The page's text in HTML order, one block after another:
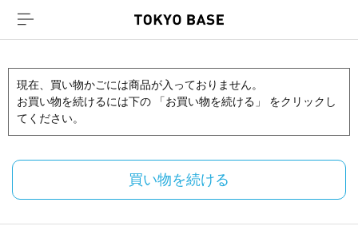
現在、買い物かごには商品が入っておりません。
お買い物を続けるには下の 「お買い物を続ける」 をクリックし
てください。
買い物を続ける